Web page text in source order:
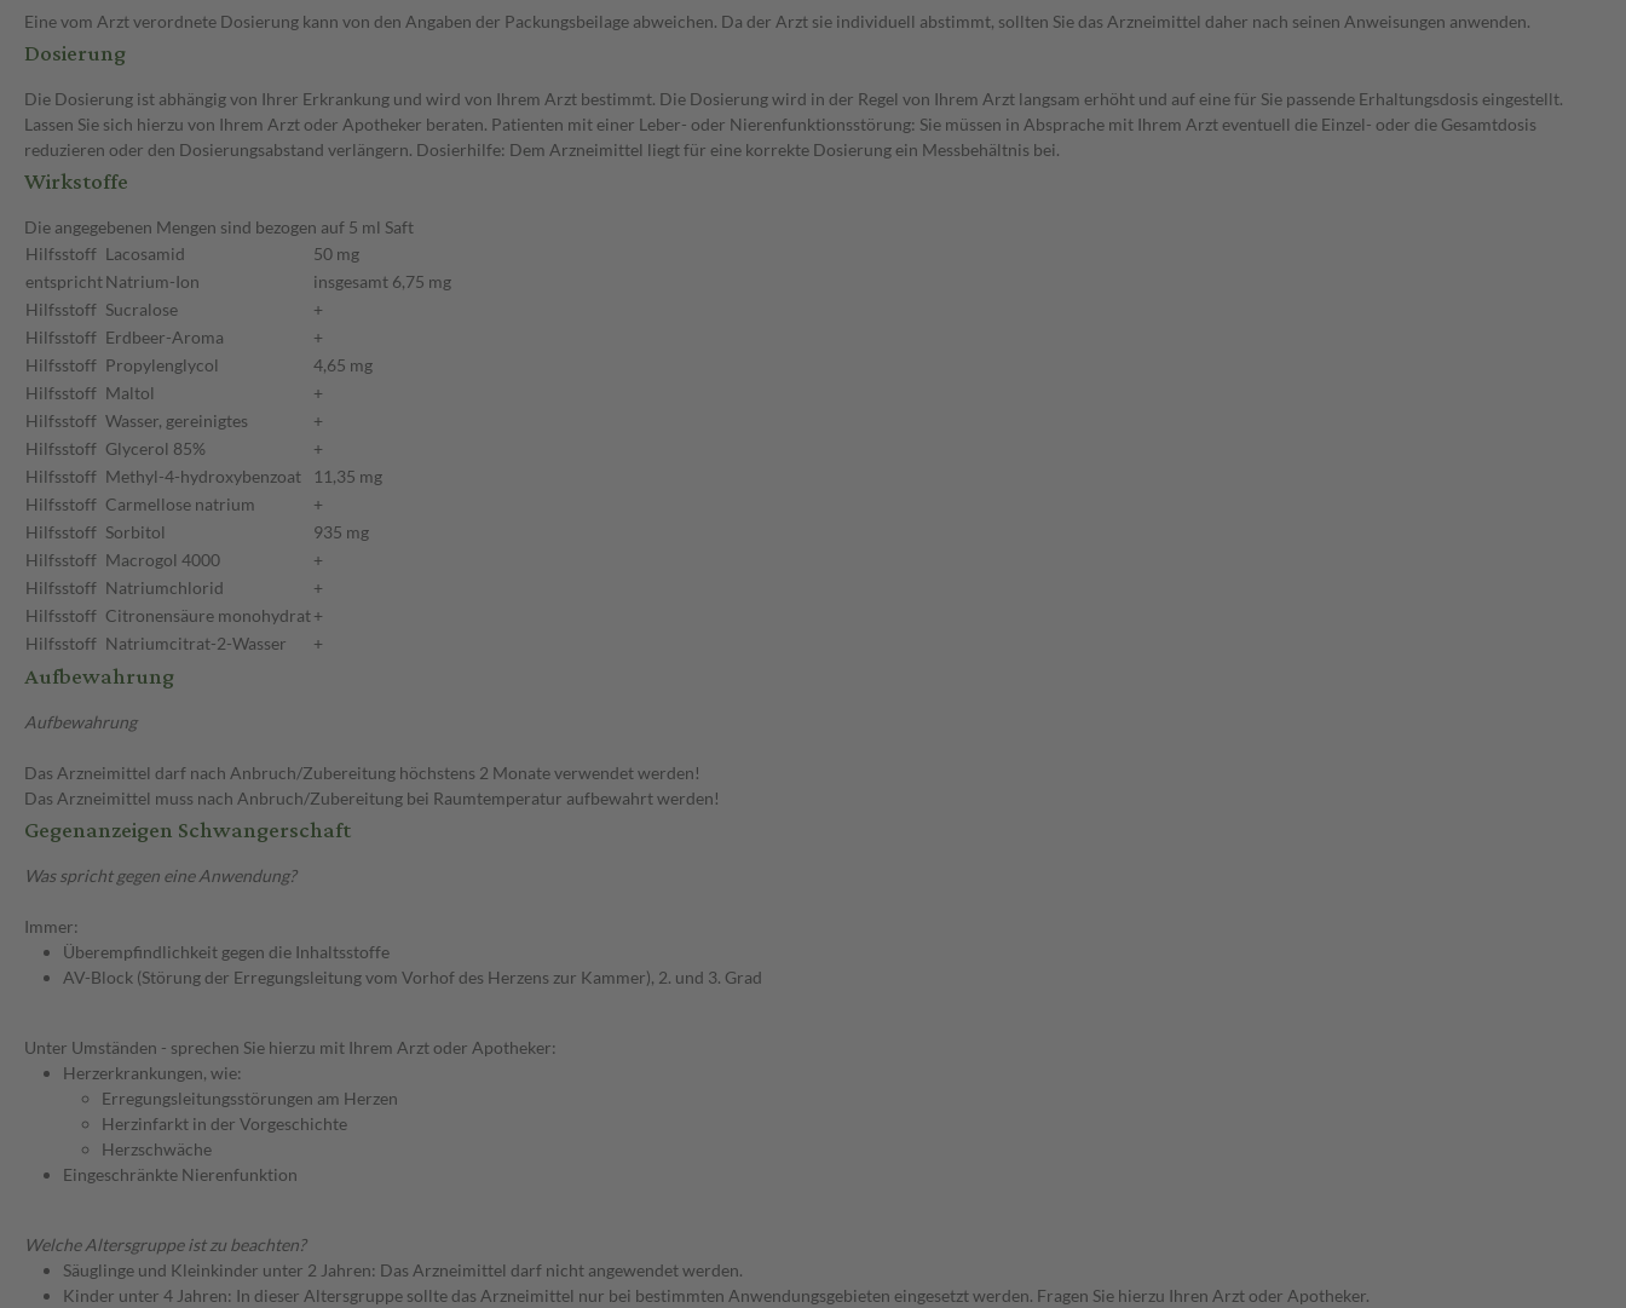
Eine vom Arzt verordnete Dosierung kann von den Angaben der Packungsbeilage abweichen. Da der Arzt sie individuell abstimmt, sollten Sie das Arzneimittel daher nach seinen Anweisungen anwenden.
Dosierung
Die Dosierung ist abhängig von Ihrer Erkrankung und wird von Ihrem Arzt bestimmt. Die Dosierung wird in der Regel von Ihrem Arzt langsam erhöht und auf eine für Sie passende Erhaltungsdosis eingestellt.
Lassen Sie sich hierzu von Ihrem Arzt oder Apotheker beraten. Patienten mit einer Leber- oder Nierenfunktionsstörung: Sie müssen in Absprache mit Ihrem Arzt eventuell die Einzel- oder die Gesamtdosis
reduzieren oder den Dosierungsabstand verlängern. Dosierhilfe: Dem Arzneimittel liegt für eine korrekte Dosierung ein Messbehältnis bei.
Wirkstoffe
Die angegebenen Mengen sind bezogen auf 5 ml Saft
Hilfsstoff Lacosamid
50 mg
entsprichtNatrium-Ion
insgesamt 6,75 mg
Hilfsstoff Sucralose
+
Hilfsstoff Erdbeer-Aroma
+
Hilfsstoff Propylenglycol
4,65 mg
Hilfsstoff Maltol
+
Hilfsstoff Wasser, gereinigtes
+
Hilfsstoff Glycerol 85%
+
Hilfsstoff Methyl-4-hydroxybenzoat
11,35 mg
Hilfsstoff Carmellose natrium
+
Hilfsstoff Sorbitol
935 mg
Hilfsstoff Macrogol 4000
+
Hilfsstoff Natriumchlorid
+
Hilfsstoff Citronensäure monohydrat+
Hilfsstoff Natriumcitrat-2-Wasser +
Aufbewahrung
Aufbewahrung
Das Arzneimittel darf nach Anbruch/Zubereitung höchstens 2 Monate verwendet werden!
Das Arzneimittel muss nach Anbruch/Zubereitung bei Raumtemperatur aufbewahrt werden!
Gegenanzeigen Schwangerschaft
Was spricht gegen eine Anwendung?
Immer:
Überempfindlichkeit gegen die Inhaltsstoffe
AV-Block (Störung der Erregungsleitung vom Vorhof des Herzens zur Kammer), 2. und 3. Grad
Unter Umständen - sprechen Sie hierzu mit Ihrem Arzt oder Apotheker:
Herzerkrankungen, wie:
Erregungsleitungsstörungen am Herzen
Herzinfarkt in der Vorgeschichte
Herzschwäche
Eingeschränkte Nierenfunktion
Welche Altersgruppe ist zu beachten?
Säuglinge und Kleinkinder unter 2 Jahren: Das Arzneimittel darf nicht angewendet werden.
Kinder unter 4 Jahren: In dieser Altersgruppe sollte das Arzneimittel nur bei bestimmten Anwendungsgebieten eingesetzt werden. Fragen Sie hierzu Ihren Arzt oder Apotheker.